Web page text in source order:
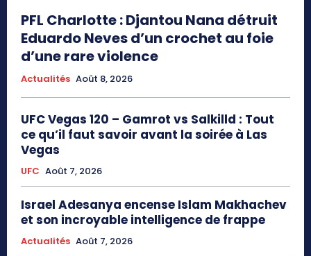
PFL Charlotte : Djantou Nana détruit
Eduardo Neves d’un crochet au foie
d’une rare violence
Actualités Août 8, 2026
UFC Vegas 120 – Gamrot vs Salkilld : Tout
ce qu’il faut savoir avant la soirée à Las
Vegas
UFC Août 7, 2026
Israel Adesanya encense Islam Makhachev
et son incroyable intelligence de frappe
Actualités Août 7, 2026